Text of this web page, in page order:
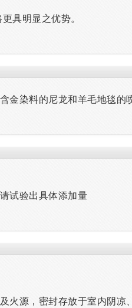
具明显之优势。
金染料的尼龙和羊毛地毯的
试验出具体添加量
火源，密封存放于室内阴凉